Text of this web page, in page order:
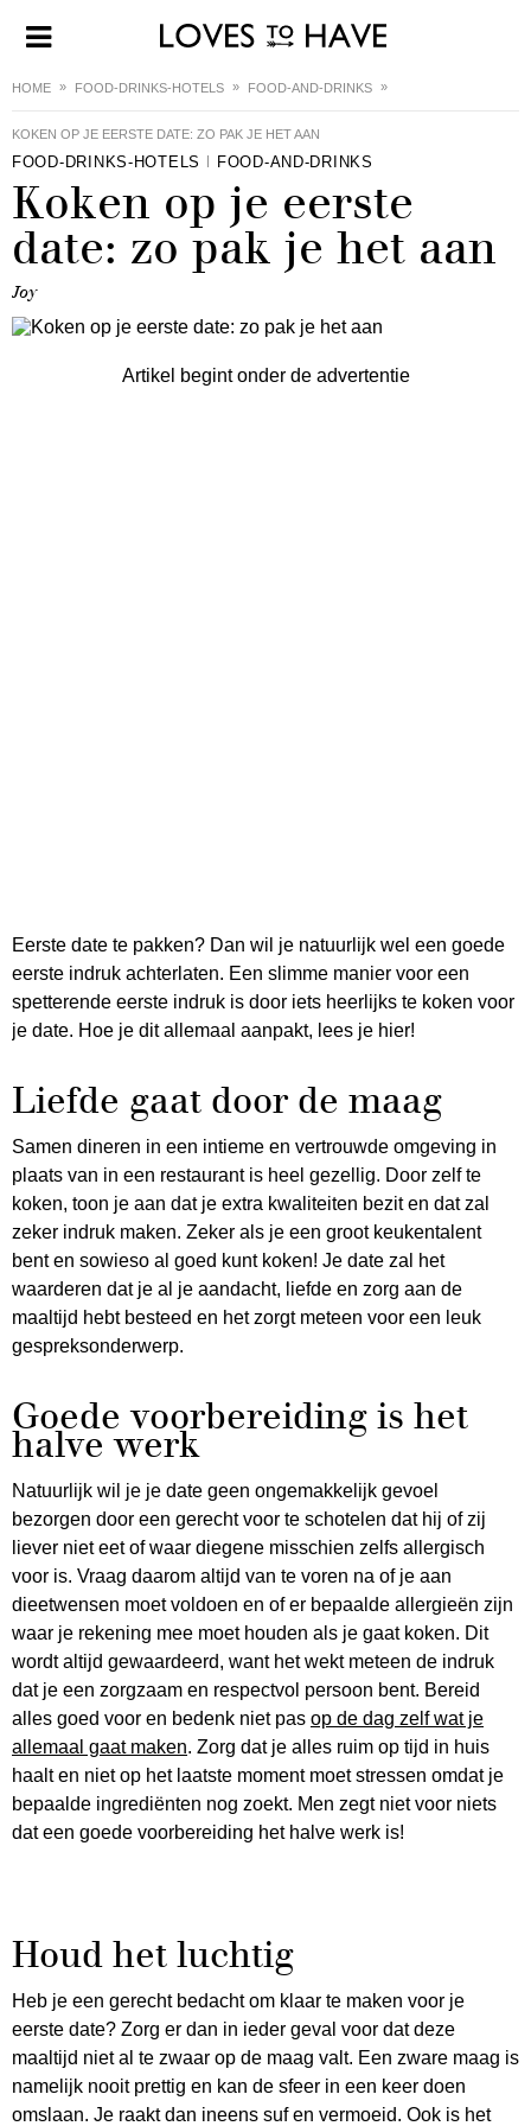
HOME FOOD-DRINKS-HOTELS FOOD-AND-DRINKS
KOKEN OP JE EERSTE DATE: ZO PAK JE HET AAN
FOOD-DRINKS-HOTELS FOOD-AND-DRINKS
Koken op je eerste
date: zo pak je het aan
Joy
Artikel begint onder de advertentie
Eerste date te pakken? Dan wil je natuurlijk wel een goede
eerste indruk achterlaten. Een slimme manier voor een
spetterende eerste indruk is door iets heerlijks te koken voor
je date. Hoe je dit allemaal aanpakt, lees je hier!
Liefde gaat door de maag
Samen dineren in een intieme en vertrouwde omgeving in
plaats van in een restaurant is heel gezellig. Door zelf te
koken, toon je aan dat je extra kwaliteiten bezit en dat zal
zeker indruk maken. Zeker als je een groot keukentalent
bent en sowieso al goed kunt koken! Je date zal het
waarderen dat je al je aandacht, liefde en zorg aan de
maaltijd hebt besteed en het zorgt meteen voor een leuk
gespreksonderwerp.
Goede voorbereiding is het
halve werk
Natuurlijk wil je je date geen ongemakkelijk gevoel
bezorgen door een gerecht voor te schotelen dat hij of zij
liever niet eet of waar diegene misschien zelfs allergisch
voor is. Vraag daarom altijd van te voren na of je aan
dieetwensen moet voldoen en of er bepaalde allergieën zijn
waar je rekening mee moet houden als je gaat koken. Dit
wordt altijd gewaardeerd, want het wekt meteen de indruk
dat je een zorgzaam en respectvol persoon bent. Bereid
alles goed voor en bedenk niet pas op de dag zelf wat je
allemaal gaat maken. Zorg dat je alles ruim op tijd in huis
haalt en niet op het laatste moment moet stressen omdat je
bepaalde ingrediënten nog zoekt. Men zegt niet voor niets
dat een goede voorbereiding het halve werk is!
Houd het luchtig
Heb je een gerecht bedacht om klaar te maken voor je
eerste date? Zorg er dan in ieder geval voor dat deze
maaltijd niet al te zwaar op de maag valt. Een zware maag is
namelijk nooit prettig en kan de sfeer in een keer doen
omslaan. Je raakt dan ineens suf en vermoeid. Ook is het